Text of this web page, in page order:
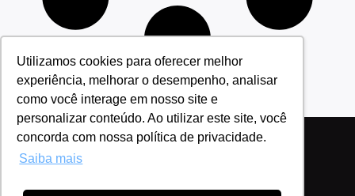
Utilizamos cookies para oferecer melhor
experiência, melhorar o desempenho, analisar
como você interage em nosso site e
personalizar conteúdo. Ao utilizar este site, você
concorda com nossa política de privacidade.
Saiba mais